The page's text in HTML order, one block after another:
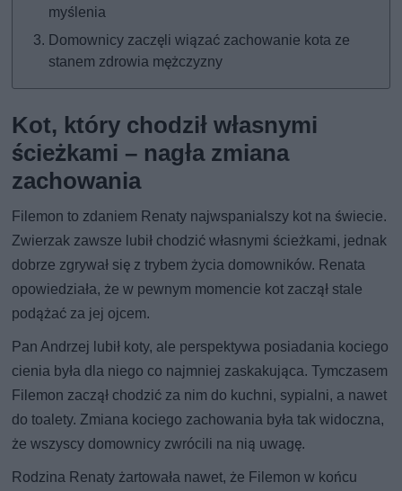
myślenia
Domownicy zaczęli wiązać zachowanie kota ze
stanem zdrowia mężczyzny
Kot, który chodził własnymi
ścieżkami – nagła zmiana
zachowania
Filemon to zdaniem Renaty najwspanialszy kot na świecie.
Zwierzak zawsze lubił chodzić własnymi ścieżkami, jednak
dobrze zgrywał się z trybem życia domowników. Renata
opowiedziała, że w pewnym momencie kot zaczął stale
podążać za jej ojcem.
Pan Andrzej lubił koty, ale perspektywa posiadania kociego
cienia była dla niego co najmniej zaskakująca. Tymczasem
Filemon zaczął chodzić za nim do kuchni, sypialni, a nawet
do toalety. Zmiana kociego zachowania była tak widoczna,
że wszyscy domownicy zwrócili na nią uwagę.
Rodzina Renaty żartowała nawet, że Filemon w końcu